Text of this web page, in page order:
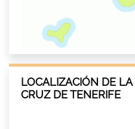
LOCALIZACIÓN DE
CRUZ DE TENERIFE